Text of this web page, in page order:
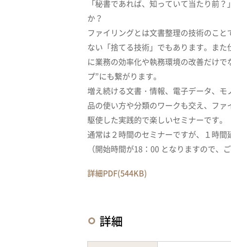
「秘書であれば、知っていて当たり前
か？
ファイリングとは文書整理の技術のこ
ない「捨てる技術」でもあります。ま
に業務の効率化や執務環境の改善だけ
プ”にも繋がります。
増え続ける文書・情報、電子データ、
品の使い方や分類のワークも交え、フ
駆使した実践的で楽しいセミナーです。
通常は２時間のセミナーですが、１時間
（開始時間が18：00 となりますので、
詳細PDF(544KB)
詳細